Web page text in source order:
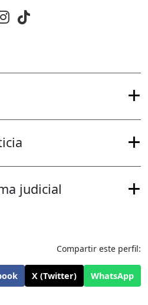
judicial
Compartir este perfil:
X (Twitter) WhatsApp